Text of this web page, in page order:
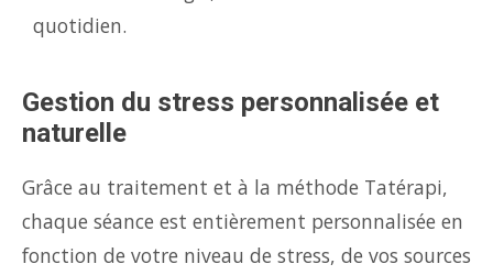
quotidien.
Gestion du stress personnalisée et
naturelle
Grâce au traitement et à la méthode Tatérapi,
chaque séance est entièrement personnalisée en
fonction de votre niveau de stress, de vos sources